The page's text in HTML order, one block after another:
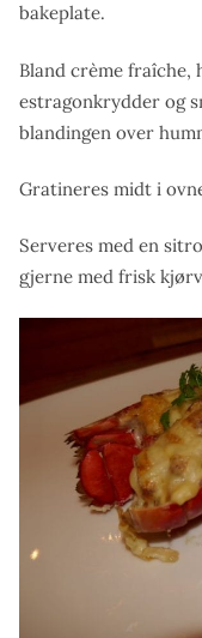
bakeplate.
Bland crème fraîche,
estragonkrydder og
blandingen over
Gratineres midt i
Serveres med en
gjerne med frisk